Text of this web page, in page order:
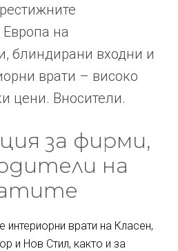
на
блиндирани входни и
врати – високо
цени. Вносители.
за фирми,
на
интериорни врати на Класен,
и Нов Стил, както и за